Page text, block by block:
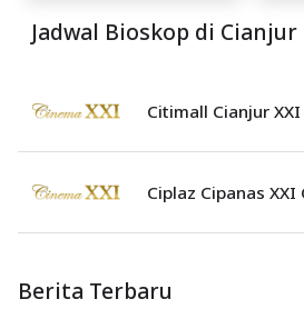
Jadwal Bioskop di Cianjur
Citimall Cianjur XXI
Ciplaz Cipanas XXI
Berita Terbaru